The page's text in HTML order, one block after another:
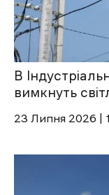
В
вимкнуть
23 Липня 2026 |